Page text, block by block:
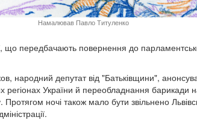
Намалював Павло Титуленко
що передбачають повернення до
народний депутат від "Батьківщини",
регіонах України й переобладнання барикади
Протягом ночі також мало бути звільнено